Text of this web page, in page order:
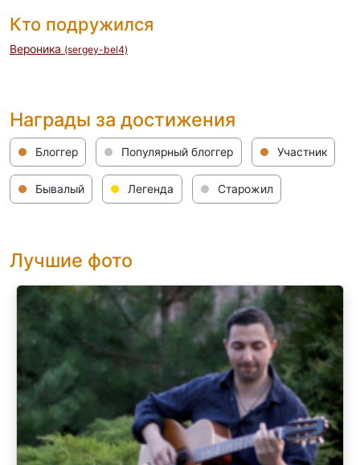
Кто подружился
Вероника (sergey-bel4)
Награды за достижения
Блоггер Популярный блоггер Участник
Бывалый Легенда Старожил
Лучшие фото